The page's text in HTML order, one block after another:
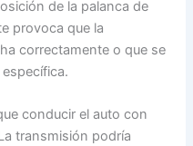
de la palanca de
provoca que la
correctamente o que se
conducir el auto con
transmisión podría